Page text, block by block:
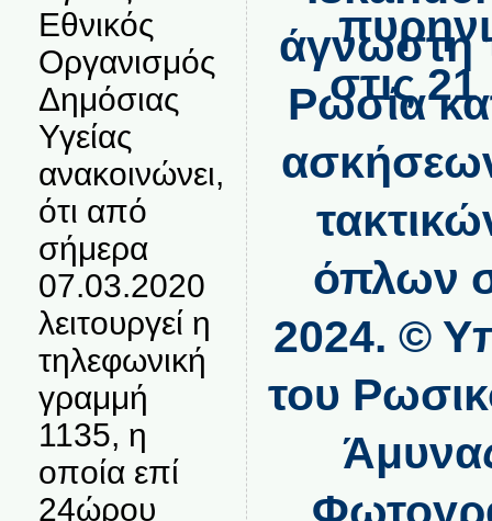
Εθνικός
Οργανισμός
Δημόσιας
Υγείας
ανακοινώνει,
ότι από
σήμερα
07.03.2020
λειτουργεί η
τηλεφωνική
γραμμή
1135, η
οποία επί
24ώρου
άγνωστη
Ρωσία
όπλων
2024.©
του